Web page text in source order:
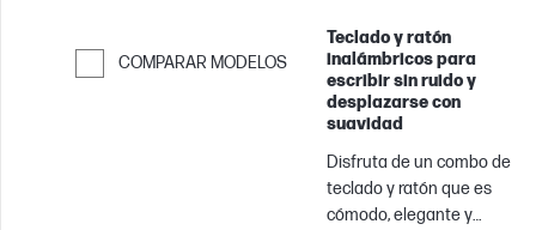
COMPARAR MODELOS
Teclado y ratón
inalámbricos para
escribir sin ruido y
desplazarse con
suavidad
Disfruta de un combo de
teclado y ratón que es
cómodo, elegante y